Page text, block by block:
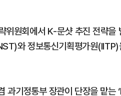
위원회에서 K-문샷 추진 전략
와 정보통신기획평가원
과기정통부 장관이 단장을 맡는